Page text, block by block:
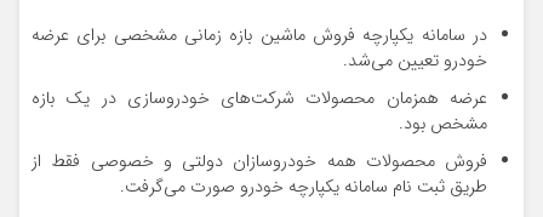
در سامانه یکپارچه فروش ماشین بازه زمانی مشخصی برای عرضه
خودرو تعیین می‌شد.
عرضه همزمان محصولات شرکت‌های خودروسازی در یک بازه
مشخص بود.
فروش محصولات همه خودروسازان دولتی و خصوصی فقط از
طریق ثبت نام سامانه یکپارچه خودرو صورت می‌گرفت.